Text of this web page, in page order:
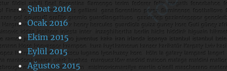
Şubat 2016
Ocak 2016
Ekim 2015
Eylül 2015
Ağustos 2015